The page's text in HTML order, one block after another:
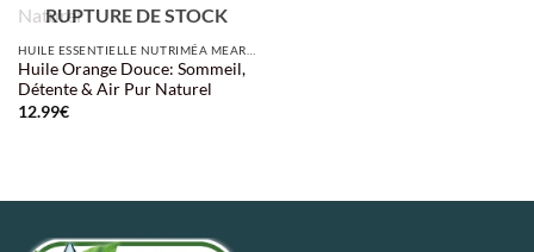
RUPTURE DE STOCK
Huile Orange Douce: Sommeil,
Détente & Air Pur Naturel
12.99€